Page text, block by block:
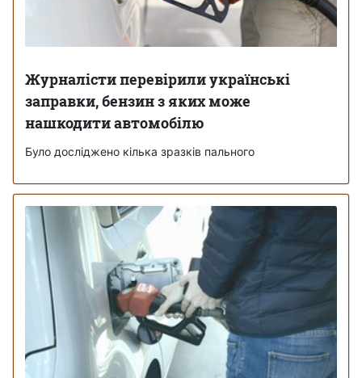
Журналісти перевірили українські
заправки, бензин з яких може
нашкодити автомобілю
Було досліджено кілька зразків пального